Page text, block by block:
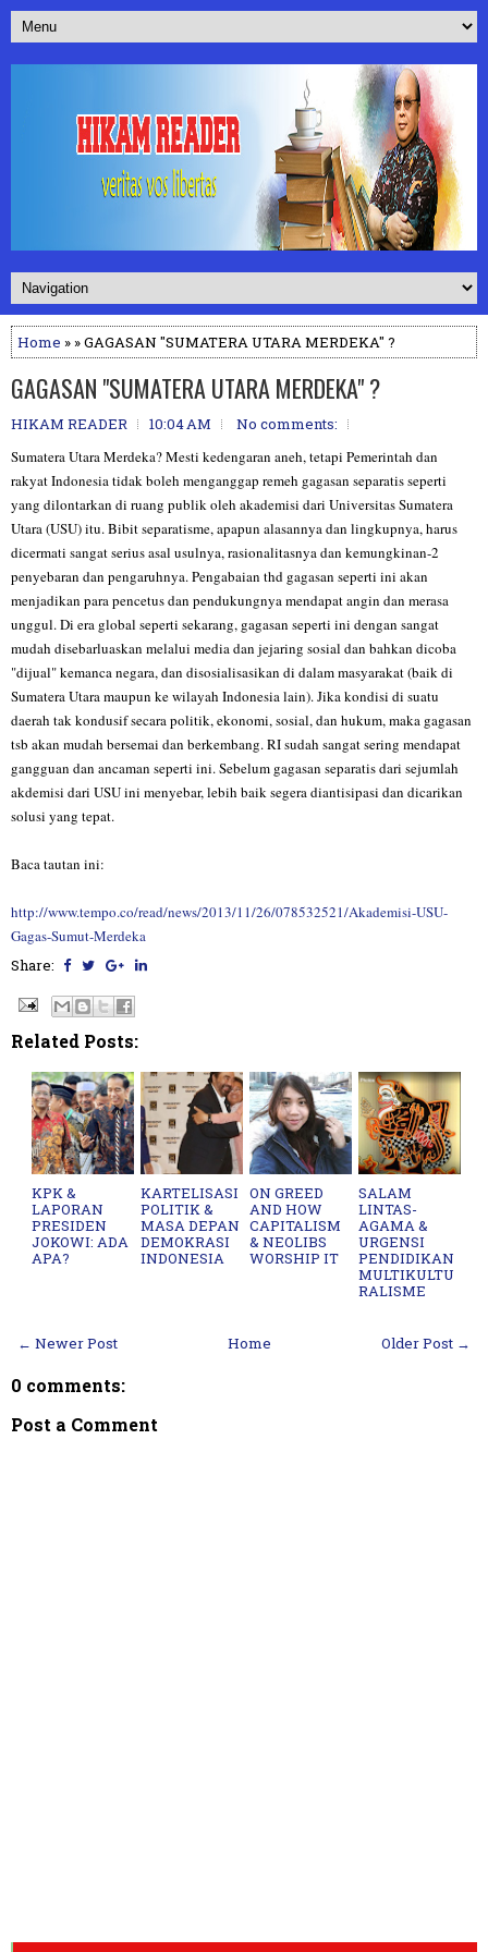
Home » » GAGASAN "SUMATERA UTARA MERDEKA" ?
GAGASAN "SUMATERA UTARA MERDEKA" ?
HIKAM READER 10:04 AM
No comments:
Sumatera Utara Merdeka? Mesti kedengaran aneh, tetapi Pemerintah dan
rakyat Indonesia tidak boleh menganggap remeh gagasan separatis seperti
yang dilontarkan di ruang publik oleh akademisi dari Universitas Sumatera
Utara (USU) itu. Bibit separatisme, apapun alasannya dan lingkupnya, harus
dicermati sangat serius asal usulnya, rasionalitasnya dan kemungkinan-2
penyebaran dan pengaruhnya. Pengabaian thd gagasan seperti ini akan
menjadikan para pencetus dan pendukungnya mendapat angin dan merasa
unggul. Di era global seperti sekarang, gagasan seperti ini dengan sangat
mudah disebarluaskan melalui media dan jejaring sosial dan bahkan dicoba
"dijual" kemanca negara, dan disosialisasikan di dalam masyarakat (baik di
Sumatera Utara maupun ke wilayah Indonesia lain). Jika kondisi di suatu
daerah tak kondusif secara politik, ekonomi, sosial, dan hukum, maka gagasan
tsb akan mudah bersemai dan berkembang. RI sudah sangat sering mendapat
gangguan dan ancaman seperti ini. Sebelum gagasan separatis dari sejumlah
akdemisi dari USU ini menyebar, lebih baik segera diantisipasi dan dicarikan
solusi yang tepat.
Baca tautan ini:
http://www.tempo.co/read/news/2013/11/26/078532521/Akademisi-USU-
Gagas-Sumut-Merdeka
Share:
Related Posts:
KPK &
LAPORAN
PRESIDEN
JOKOWI: ADA
APA?
KARTELISASI
POLITIK &
MASA DEPAN
DEMOKRASI
INDONESIA
ON GREED
AND HOW
CAPITALISM
& NEOLIBS
WORSHIP IT
SALAM
LINTAS-
AGAMA &
URGENSI
PENDIDIKAN
MULTIKULTU
RALISME
← Newer Post Older Post →
Home
0 comments:
Post a Comment